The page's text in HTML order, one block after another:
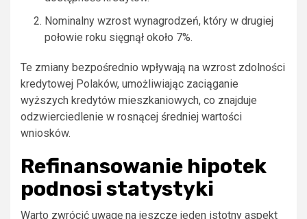
Nominalny wzrost wynagrodzeń, który w drugiej
połowie roku sięgnął około 7%.
Te zmiany bezpośrednio wpływają na wzrost zdolności
kredytowej Polaków, umożliwiając zaciąganie
wyższych kredytów mieszkaniowych, co znajduje
odzwierciedlenie w rosnącej średniej wartości
wniosków.
Refinansowanie hipotek
podnosi statystyki
Warto zwrócić uwagę na jeszcze jeden istotny aspekt